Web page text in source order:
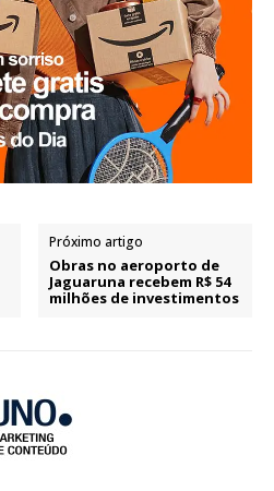
Próximo artigo
Obras no aeroporto de
Jaguaruna recebem R$ 54
milhões de investimentos